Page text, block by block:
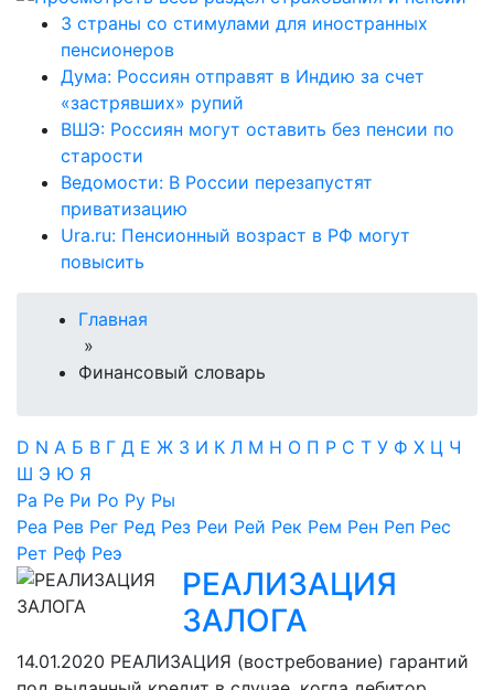
3 страны со стимулами для иностранных
пенсионеров
Дума: Россиян отправят в Индию за счет
«застрявших» рупий
ВШЭ: Россиян могут оставить без пенсии по
старости
Ведомости: В России перезапустят
приватизацию
Ura.ru: Пенсионный возраст в РФ могут
повысить
Главная
»
Финансовый словарь
D N А Б В Г Д Е Ж З И К Л М Н О П Р С Т У Ф Х Ц Ч
Ш Э Ю Я
Ра Ре Ри Ро Ру Ры
Реа Рев Рег Ред Рез Реи Рей Рек Рем Рен Реп Рес
Рет Реф Реэ
РЕАЛИЗАЦИЯ
ЗАЛОГА
14.01.2020 РЕАЛИЗАЦИЯ (востребование) гарантий